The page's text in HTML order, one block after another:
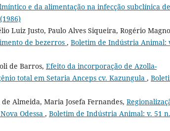
e da alimentação na infecção subclínica de
Luiz Justo, Paulo Alves Siqueira, Rogério
de bezerros , Boletim de Indústria Animal:
de Barros, Efeito da incorporação de Azolla-
total em Setaria Anceps cv. Kazungula ,
Almeida, Maria Josefa Fernandes,
Odessa , Boletim de Indústria Animal: v. 51